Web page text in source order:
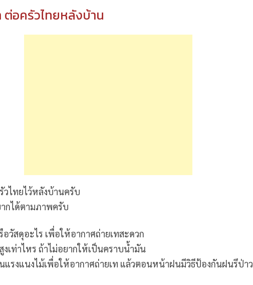
ต่อครัวไทยหลังบ้าน
วไทยไว้หลังบ้านครับ
กได้ตามภาพครับ
วัสดุอะไร เพื่อให้อากาศถ่ายเทสะดวก
งเท่าไหร ถ้าไม่อยากให้เป็นคราบน้ำมัน
แรงแนงไม้เพื่อให้อากาศถ่ายเท แล้วตอนหน้าฝนมีวิธีป้องกันฝนรึป่าว